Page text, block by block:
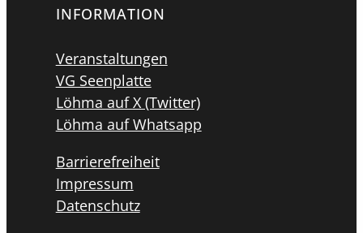
INFORMATION
Veranstaltungen
VG Seenplatte
Löhma auf X (Twitter)
Löhma auf Whatsapp
Barrierefreiheit
Impressum
Datenschutz